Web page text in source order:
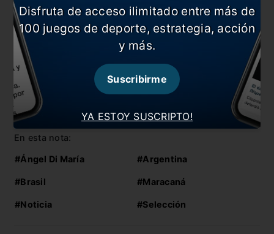
“Nos dimos la cabeza contra la pared muchas
veces, pero hoy se rompió”
ATR: así está el Maracaná a dos días de la gran final
Argentina terminó el año en el top 10 de
Selecciones
Así quedó el historial entre Brasil y Argentina
En esta nota:
#Ángel Di María #Argentina
#Brasil #Maracaná
#Noticia #Selección
YA ESTOY SUSCRIPTO!
Disfruta de acceso ilimitado entre más de
100 juegos de deporte, estrategia, acción
y más.
Suscribirme